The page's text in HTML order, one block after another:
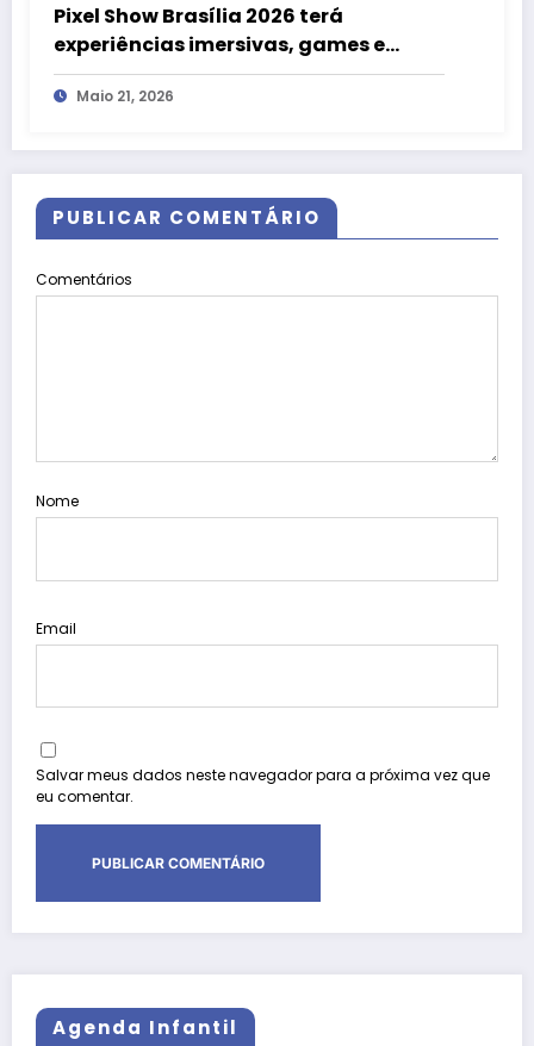
Pixel Show Brasília 2026 terá
experiências imersivas, games e
programação gratuita no Mané
Garrincha
Maio 21, 2026
PUBLICAR COMENTÁRIO
Comentários
Nome
Email
Salvar meus dados neste navegador para a próxima vez que
eu comentar.
Agenda Infantil